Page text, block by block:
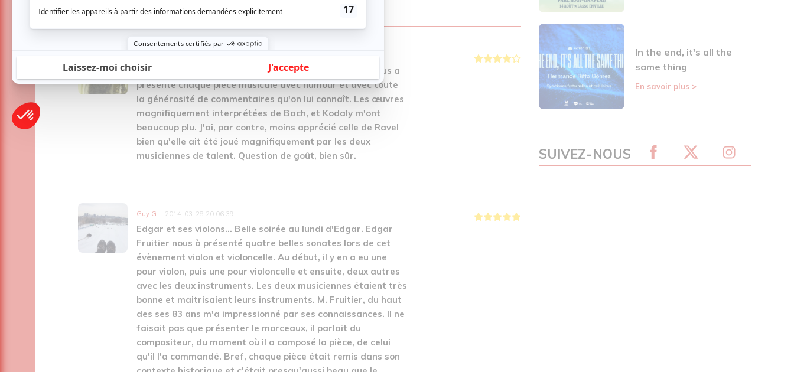
2 COMMENTAIRES DES MEMBRES
Violon et violoncelle Comme toujours Edgard Fruitier nous a
présenté chaque pièce musicale avec humour et avec toute
la générosité de commentaires qu'on lui connaît. Les œuvres
magnifiquement interprétées de Bach, et Kodaly m'ont
beaucoup plu. J'ai, par contre, moins apprécié celle de Ravel
bien qu'elle ait été joué magnifiquement par les deux
musiciennes de talent. Question de goût, bien sûr.
Guy G. - 2014-03-28 20:06:39
Edgar et ses violons... Belle soirée au lundi d'Edgar. Edgar
Fruitier nous à présenté quatre belles sonates lors de cet
évènement violon et violoncelle. Au début, il y en a eu une
pour violon, puis une pour violoncelle et ensuite, deux autres
avec les deux instruments. Les deux musiciennes étaient très
bonne et maitrisaient leurs instruments. M. Fruitier, du haut
des ses 83 ans m'a impressionné par ses connaissances. Il ne
faisait pas que présenter le morceaux, il parlait du
compositeur, du moment où il a composé la pièce, de celui
qu'il l'a commandé. Bref, chaque pièce était remis dans son
In the end, it's all the
same thing
En savoir plus >
SUIVEZ-NOUS